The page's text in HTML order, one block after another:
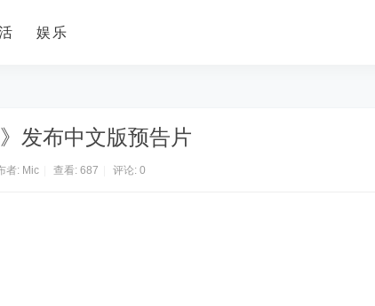
娱乐
发布中文版预告片
者: Mic 查看: 687 评论: 0